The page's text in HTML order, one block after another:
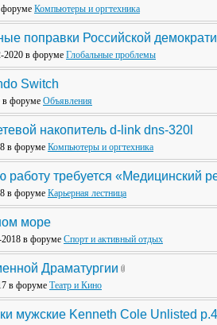
форуме Компьютеры и оргтехника
поправки Российской
2020 в форуме Глобальные проблемы
Switch
в форуме Объявления
накопитель d-link dns-320l
в форуме Компьютеры и оргтехника
работу требуется «Медицинский
в форуме Карьерная лестница
море
в форуме Спорт и активный отдых
Драматургии
в форуме Театр и Кино
мужские Kenneth Cole Unlisted